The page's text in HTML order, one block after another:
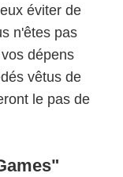
éviter de
n'êtes pas
dépens
vêtus de
le pas de